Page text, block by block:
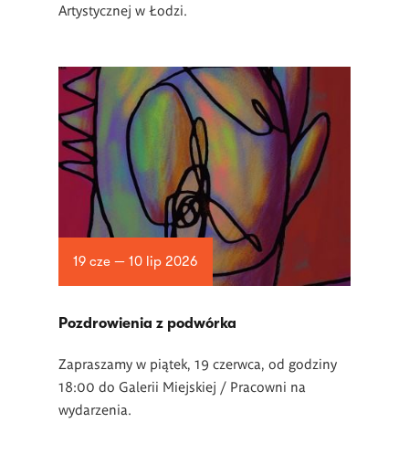
Artystycznej w Łodzi.
19 cze — 10 lip 2026
Pozdrowienia z podwórka
Zapraszamy w piątek, 19 czerwca, od godziny
18:00 do Galerii Miejskiej / Pracowni na
wydarzenia.